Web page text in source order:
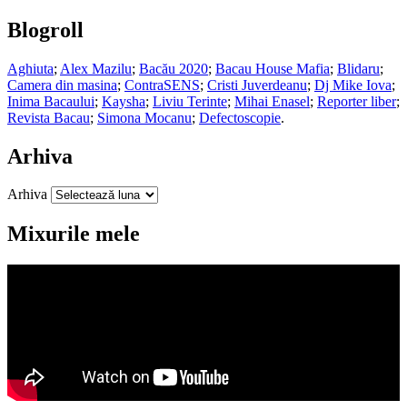
Blogroll
Aghiuta; Alex Mazilu; Bacău 2020; Bacau House Mafia; Blidaru;
Camera din masina; ContraSENS; Cristi Juverdeanu; Dj Mike Iova;
Inima Bacaului; Kaysha; Liviu Terinte; Mihai Enasel; Reporter liber;
Revista Bacau; Simona Mocanu; Defectoscopie.
Arhiva
Arhiva
Mixurile mele